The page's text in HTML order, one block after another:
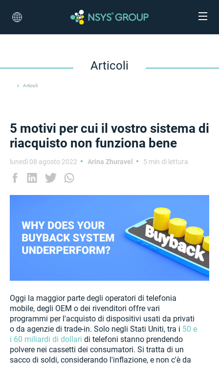
Articoli
Articoli
5 motivi per cui il vostro sistema di
riacquisto non funziona bene
lunedì 08 agosto 2022 Arina Zhuravel 5 min di lettura
Oggi la maggior parte degli operatori di telefonia
mobile, degli OEM o dei rivenditori offre vari
programmi per l'acquisto di dispositivi usati da privati
o da agenzie di trade-in. Solo negli Stati Uniti, tra i 50 e
i 60 miliardi di dollari di telefoni stanno prendendo
polvere nei cassetti dei consumatori. Si tratta di un
sacco di soldi, considerando l'inflazione, e non c'è da